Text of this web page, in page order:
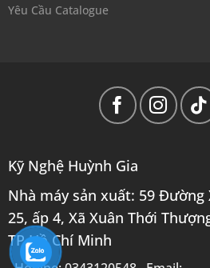
Yêu Cầu Catalogue
Kỹ Nghệ Huỳnh Gia
Nhà máy sản xuất: 59 Đường
25, ấp 4, Xã Xuân Thới
TP Hồ Chí Minh